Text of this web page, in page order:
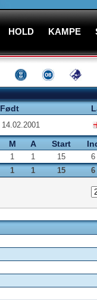
HOLD KAMPE
Født
14.02.2001
M A Start
1 1 15
6
1 1 15 6